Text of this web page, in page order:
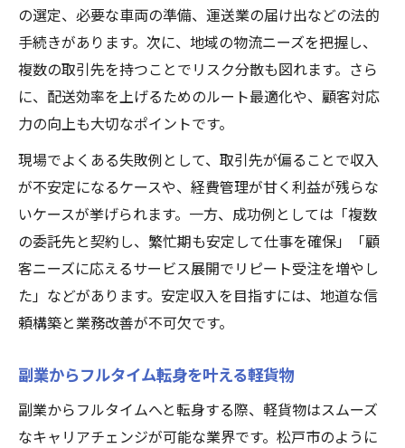
の選定、必要な車両の準備、運送業の届け出などの法的
手続きがあります。次に、地域の物流ニーズを把握し、
複数の取引先を持つことでリスク分散も図れます。さら
に、配送効率を上げるためのルート最適化や、顧客対応
力の向上も大切なポイントです。
現場でよくある失敗例として、取引先が偏ることで収入
が不安定になるケースや、経費管理が甘く利益が残らな
いケースが挙げられます。一方、成功例としては「複数
の委託先と契約し、繁忙期も安定して仕事を確保」「顧
客ニーズに応えるサービス展開でリピート受注を増やし
た」などがあります。安定収入を目指すには、地道な信
頼構築と業務改善が不可欠です。
副業からフルタイム転身を叶える軽貨物
副業からフルタイムへと転身する際、軽貨物はスムーズ
なキャリアチェンジが可能な業界です。松戸市のように